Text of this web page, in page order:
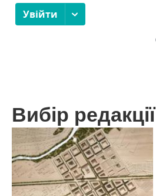
Вибір редакції